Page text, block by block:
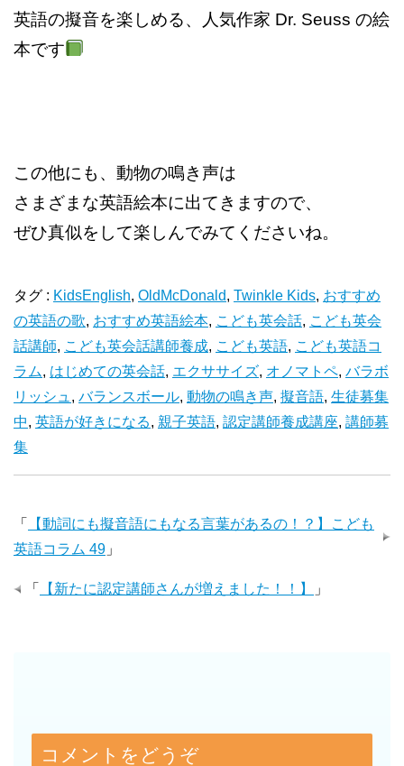
英語の擬音を楽しめる、人気作家 Dr. Seuss の絵
本です
この他にも、動物の鳴き声は
さまざまな英語絵本に出てきますので、
ぜひ真似をして楽しんでみてくださいね。
タグ : KidsEnglish, OldMcDonald, Twinkle Kids, おすすめ
の英語の歌, おすすめ英語絵本, こども英会話, こども英会
話講師, こども英会話講師養成, こども英語, こども英語コ
ラム, はじめての英会話, エクササイズ, オノマトペ, バラボ
リッシュ , バランスボール, 動物の鳴き声, 擬音語, 生徒募集
中, 英語が好きになる, 親子英語, 認定講師養成講座, 講師募
集
「
【動詞にも擬音語にもなる言葉があるの！？】こども
英語コラム 49 」
「 【新たに認定講師さんが増えました！！】 」
コメントをどうぞ